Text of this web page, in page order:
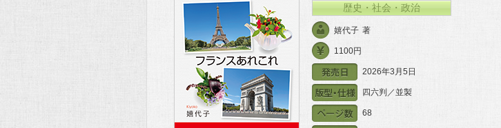
歴史・社会・政治
嬉代子 著
1100円
2026年3月5日
四六判／並製
68